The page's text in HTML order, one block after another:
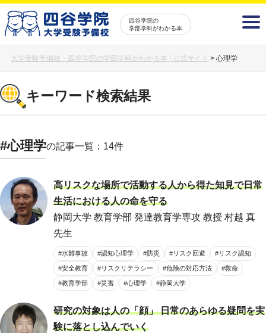
四谷学院の
学部学科がわかる本
大学受験予備校・四谷学院の学部学科がわかる本 | 公式サイト > 心理学
キーワード検索結果
#心理学の記事一覧：14件
高リスクな場所で活動する人から得た知見で日常
生活における人の命を守る
静岡大学 教育学部 発達教育学専攻 教授 村越 真
先生
#水難事故 #認知心理学 #防災 #リスク回避 #リスク認知
#安全教育 #リスクリテラシー #危険の対応方法 #救命
#教育学部 #災害 #心理学 #静岡大学
研究の対象は人の「顔」 日常のあらゆる疑問を実
験に落とし込んでいく